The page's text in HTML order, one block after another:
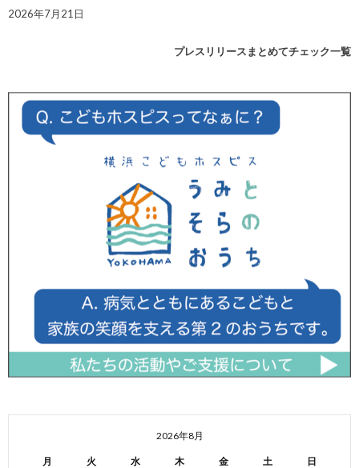
2026年7月21日
プレスリリースまとめてチェック一覧
2026年8月
月 火 水 木 金 土 日